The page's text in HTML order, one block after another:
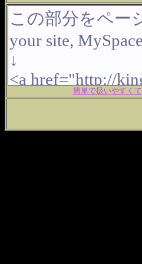
簡単で扱いやすく